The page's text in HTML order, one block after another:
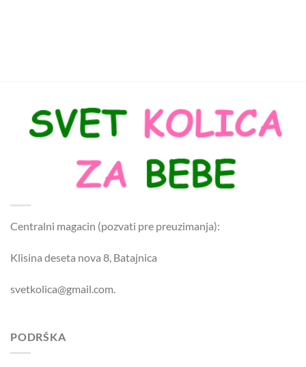
Centralni magacin (pozvati pre preuzimanja):
Klisina deseta nova 8, Batajnica
svetkolica@gmail.com.
PODRŠKA